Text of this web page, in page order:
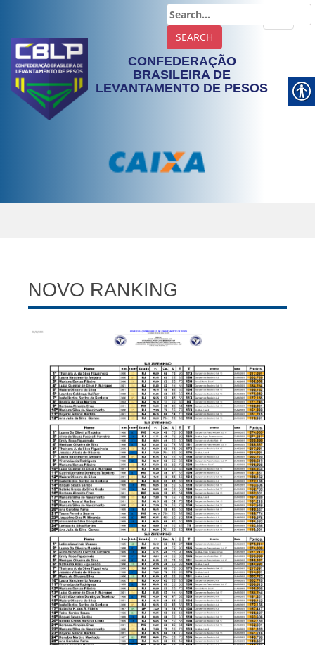
CONFEDERAÇÃO
BRASILEIRA DE
LEVANTAMENTO DE PESOS
NOVO RANKING